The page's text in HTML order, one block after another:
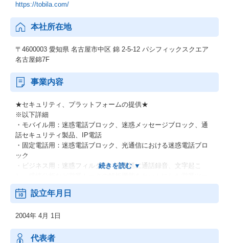
https://tobila.com/
本社所在地
〒4600003 愛知県 名古屋市中区 錦 2-5-12 パシフィックスクエア
名古屋錦7F
事業内容
★セキュリティ、プラットフォームの提供★
※以下詳細
・モバイル用：迷惑電話ブロック、迷惑メッセージブロック、通
話セキュリティ製品、IP電話
・固定電話用：迷惑電話ブロック、光通信における迷惑電話ブロ
ック
・ビジネス用：迷惑フィルター、IP電話に通話録音、文字起こ
ル
・その他：オンライン電話帳、ホームページ制作サービス
「私たちの生活 私たちの世界を よりよい未来につなぐトビラ
になる」という企業理念を掲げ、2004年に創業した当社。
2019年にマザーズ上場、2020年には東証一部（現・東証プライム
設立年月日
2004年 4月 1日
代表者